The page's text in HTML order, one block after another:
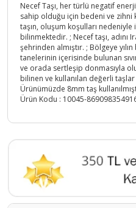
Necef Taşı, her türlü negatif
sahip olduğu için bedeni ve
taşın, oluşum koşulları
bilinmektedir. ; Necef taşı, adını
şehrinden almıştır. ; Bölgeye
tanelerinin içerisinde bulunan
ve orada sertleşip donmasıyla
bilinen ve kullanılan değerli
Ürünümüzde 8mm taş
Ürün Kodu : 10045-